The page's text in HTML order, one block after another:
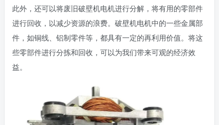
此外，还可以将废旧破壁机电机进行分解，将有用的零部件
进行回收，以减少资源的浪费。破壁机电机中的一些金属部
件，如铜线、铝制零件等，都具有一定的再利用价值。将这
些零部件进行分拣和回收，可以为我们带来可观的经济效
益。